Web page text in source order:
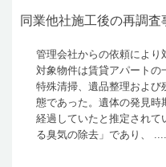
同業他社施工後の再調査
管理会社からの依頼により
対象物件は賃貸アパートの
特殊清掃、遺品整理および
態であった。遺体の発見時
経過していたと推定されて
る臭気の除去」であり、 ....